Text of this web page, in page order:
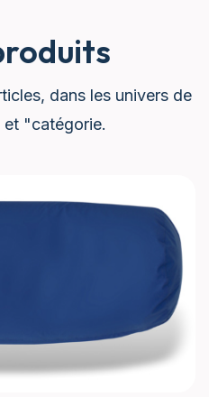
dans les univers de
"catégorie.